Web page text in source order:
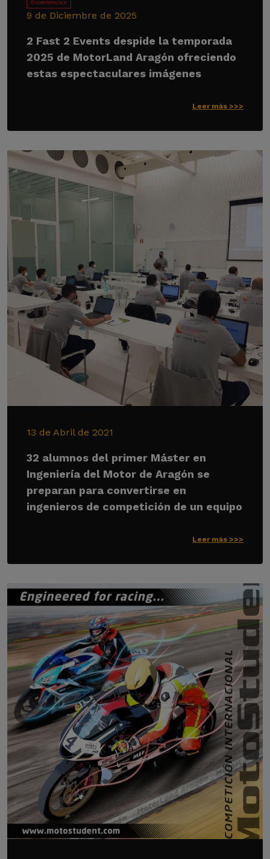
Experiencias
9 de Diciembre de 2025
2 Fast 2 Events despide la temporada
2025 de MotorLand Aragón ofreciendo
estas espectaculares imágenes
Leer más >>>
13 de Abril de 2021
32 alumnos del primer Máster en
Ingeniería del Motor de Aragón se
preparan para convertirse en
ingenieros de competición de un equipo
Leer más >>>